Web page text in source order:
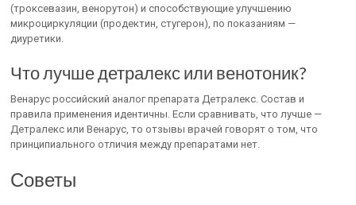
(троксевазин, венорутон) и способствующие улучшению
микроциркуляции (продектин, стугерон), по показаниям —
диуретики.
Что лучше детралекс или венотоник?
Венарус российский аналог препарата Детралекс. Состав и
правила применения идентичны. Если сравнивать, что лучше —
Детралекс или Венарус, то отзывы врачей говорят о том, что
принципиального отличия между препаратами нет.
Советы